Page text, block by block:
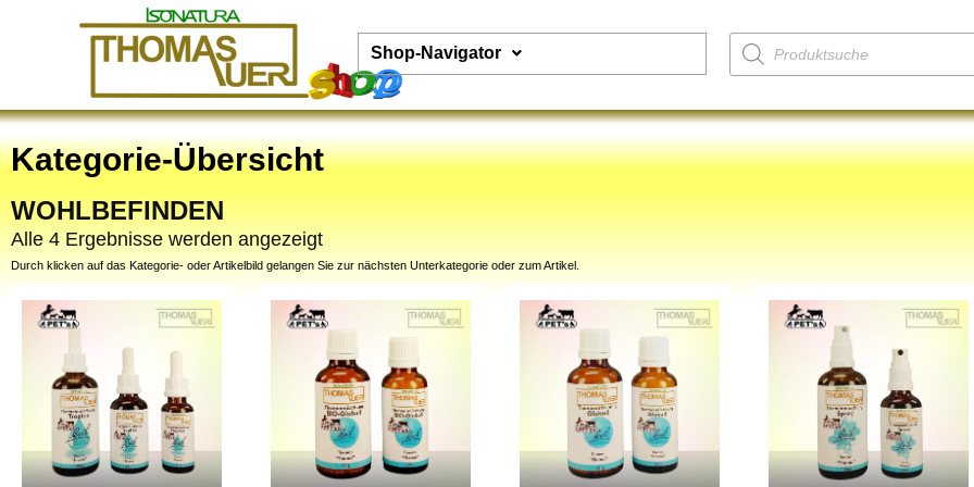
Shop-Navigator
Kategorie-Übersicht
WOHLBEFINDEN
Alle 4 Ergebnisse werden angezeigt
Durch klicken auf das Kategorie- oder Artikelbild gelangen Sie zur nächsten Unterkategorie oder zum Artikel.